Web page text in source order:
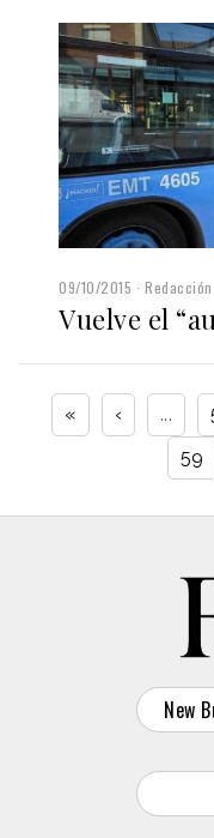
09/10/2015 Redacción
Vuelve el
« ‹ ...
59
New